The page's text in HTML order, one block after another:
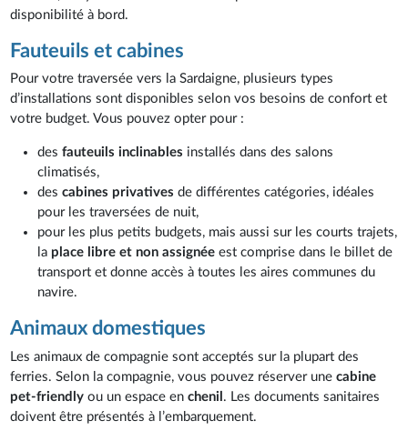
disponibilité à bord.
Fauteuils et cabines
Pour votre traversée vers la Sardaigne, plusieurs types
d’installations sont disponibles selon vos besoins de confort et
votre budget. Vous pouvez opter pour :
desfauteuils inclinables installés dans des salons
climatisés,
descabines privativesde différentes catégories, idéales
pour les traversées de nuit,
pour les plus petits budgets, mais aussi sur les courts trajets,
la place libre et non assignée est comprise dans le billet de
transport et donne accès à toutes les aires communes du
navire.
Animaux domestiques
Les animaux de compagnie sont acceptés sur la plupart des
ferries. Selon la compagnie, vous pouvez réserver unecabine
pet-friendly ou un espace enchenil . Les documents sanitaires
doivent être présentés à l’embarquement.